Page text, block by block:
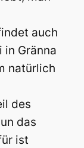
auch
in Gränna
natürlich
des
das
ist